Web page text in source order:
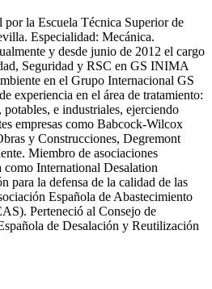
la Escuela Técnica Superior de
Especialidad: Mecánica.
y desde junio de 2012 el cargo
Seguridad y RSC en GS INIMA
en el Grupo Internacional GS
experiencia en el área de tratamiento:
potables, e industriales, ejerciendo
empresas como Babcock-Wilcox
y Construcciones, Degremont
Miembro de asociaciones
como International Desalation
para la defensa de la calidad de las
Española de Abastecimiento
Perteneció al Consejo de
de Desalación y Reutilización